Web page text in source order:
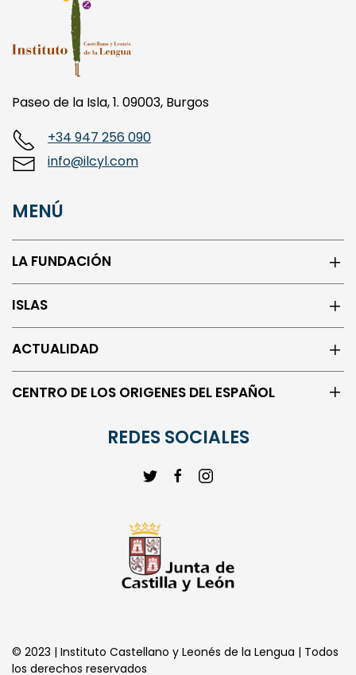
Paseo de la Isla, 1. 09003, Burgos
+34 947 256 090
info@ilcyl.com
MENÚ
LA FUNDACIÓN
ISLAS
ACTUALIDAD
CENTRO DE LOS ORIGENES DEL ESPAÑOL
REDES SOCIALES
© 2023 | Instituto Castellano y Leonés de la Lengua | Todos
los derechos reservados